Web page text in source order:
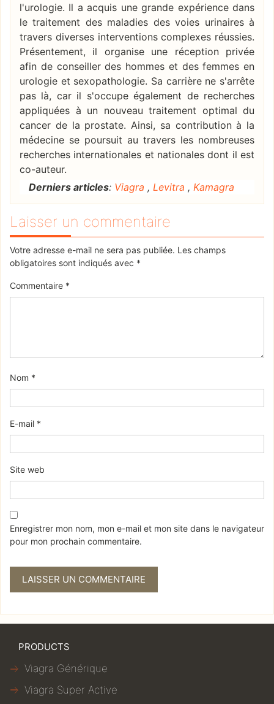
l'urologie. Il a acquis une grande expérience dans
le traitement des maladies des voies urinaires à
travers diverses interventions complexes réussies.
Présentement, il organise une réception privée
afin de conseiller des hommes et des femmes en
urologie et sexopathologie. Sa carrière ne s'arrête
pas là, car il s'occupe également de recherches
appliquées à un nouveau traitement optimal du
cancer de la prostate. Ainsi, sa contribution à la
médecine se poursuit au travers les nombreuses
recherches internationales et nationales dont il est
co-auteur.
Derniers articles: Viagra , Levitra , Kamagra
Laisser un commentaire
Votre adresse e-mail ne sera pas publiée. Les champs
obligatoires sont indiqués avec *
Commentaire *
Nom *
E-mail *
Site web
Enregistrer mon nom, mon e-mail et mon site dans le navigateur
pour mon prochain commentaire.
PRODUCTS
Viagra Générique
Viagra Super Active